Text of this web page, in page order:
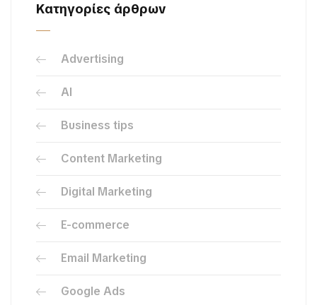
Κατηγορίες άρθρων
Advertising
AI
Business tips
Content Marketing
Digital Marketing
E-commerce
Email Marketing
Google Ads